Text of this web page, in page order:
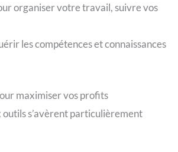
organiser votre travail, suivre vos
les compétences et connaissances
maximiser vos profits
s’avèrent particulièrement